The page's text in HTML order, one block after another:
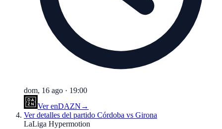
dom, 16 ago · 19:00
Ver enDAZN →
Ver detalles del partido Córdoba vs Girona
LaLiga Hypermotion